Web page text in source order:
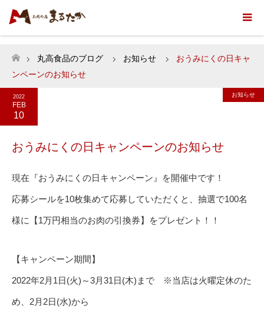
ホーム
丸高食品のブログ お知らせ
おうみにくの日キャ
ンペーンのお知らせ
2022
FEB
10
お知らせ
おうみにくの日キャンペーンのお知らせ
現在『おうみにくの日キャンペーン』を開催中です！
応募シールを10枚集めて応募していただくと、抽選で100名
様に【1万円相当のお肉の引換券】をプレゼント！！
【キャンペーン期間】
2022年2月1日(火)～3月31日(木)まで ※当店は火曜定休のた
め、2月2日(水)から